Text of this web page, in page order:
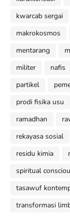
kwarcab sergai
makrokosmos
mentarang
militer
nafis
partikel
prodi fisika usu
ramadhan
rekayasa sosial
residu kimia
spiritual
tasawuf
transformasi